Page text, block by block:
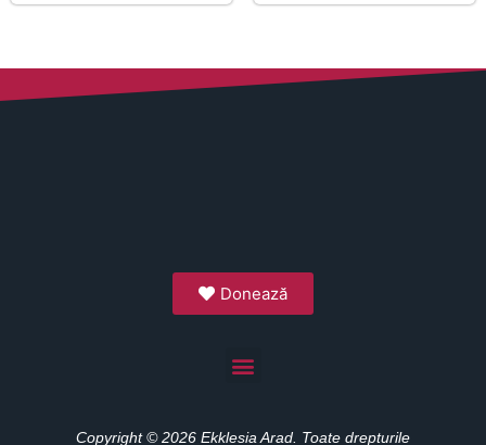
Donează
Copyright © 2026 Ekklesia Arad. Toate drepturile